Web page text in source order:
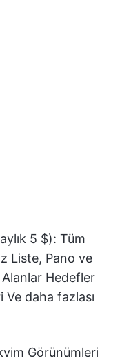
5 $): Tüm
Liste, Pano ve
Hedefler
Ve daha fazlası
Görünümleri